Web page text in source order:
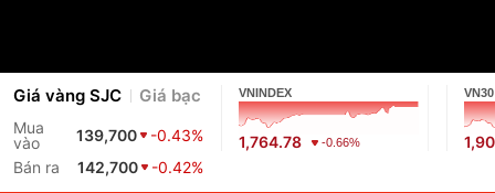
Giá vàng SJC Giá bạc
Mua
vào
139,700
-0.43%
Bán ra
142,700 -0.42%
VNINDEX
1,764.78 -0.66%
VN30